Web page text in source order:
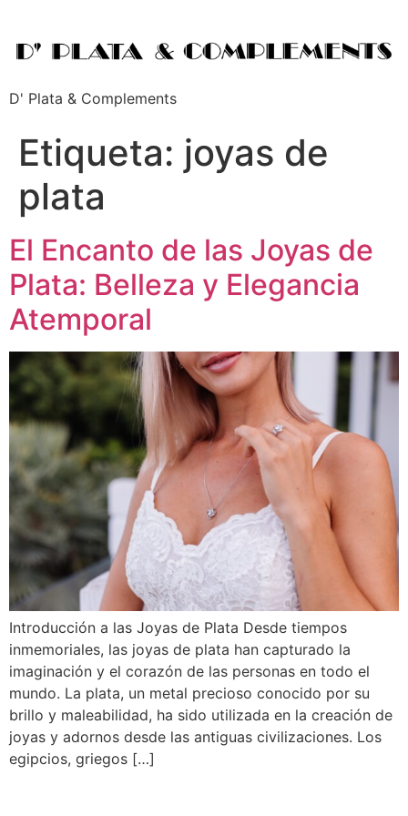
D' Plata & Complements
Etiqueta: joyas de
plata
El Encanto de las Joyas de
Plata: Belleza y Elegancia
Atemporal
Introducción a las Joyas de Plata Desde tiempos
inmemoriales, las joyas de plata han capturado la
imaginación y el corazón de las personas en todo el
mundo. La plata, un metal precioso conocido por su
brillo y maleabilidad, ha sido utilizada en la creación de
joyas y adornos desde las antiguas civilizaciones. Los
egipcios, griegos […]